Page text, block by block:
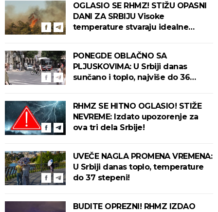
OGLASIO SE RHMZ! STIŽU OPASNI
DANI ZA SRBIJU Visoke
temperature stvaraju idealne
PONEGDE OBLAČNO SA
PLJUSKOVIMA: U Srbiji danas
sunčano i toplo, najviše do 36
RHMZ SE HITNO OGLASIO! STIŽE
NEVREME: Izdato upozorenje za
ova tri dela Srbije!
UVEČE NAGLA PROMENA VREMENA:
U Srbiji danas toplo, temperature
do 37 stepeni!
BUDITE OPREZNI! RHMZ IZDAO